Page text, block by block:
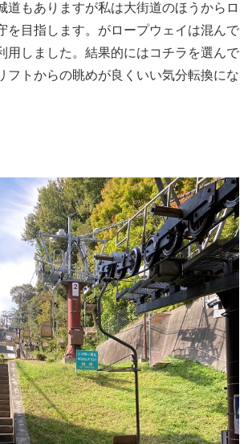
道もありますが私は大街道のほうからロ
を目指します。がロープウェイは混んで
用しました。結果的にはコチラを選んで
フトからの眺めが良くいい気分転換にな